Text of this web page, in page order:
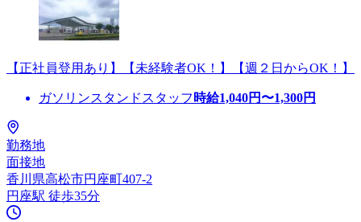
【正社員登用あり】【未経験者OK！】【週２日からOK！】
ガソリンスタンドスタッフ 時給1,040円〜1,300円
勤務地
面接地
香川県高松市円座町407-2
円座駅 徒歩35分